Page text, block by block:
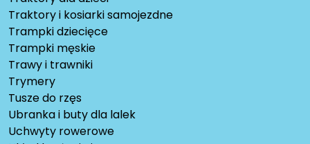
Traktory i kosiarki samojezdne
Trampki dziecięce
Trampki męskie
Trawy i trawniki
Trymery
Tusze do rzęs
Ubranka i buty dla lalek
Uchwyty rowerowe